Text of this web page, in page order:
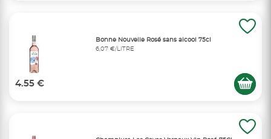
Bonne Nouvelle Rosé sans alcool 75cl
6,07 €/LITRE
4.55 €